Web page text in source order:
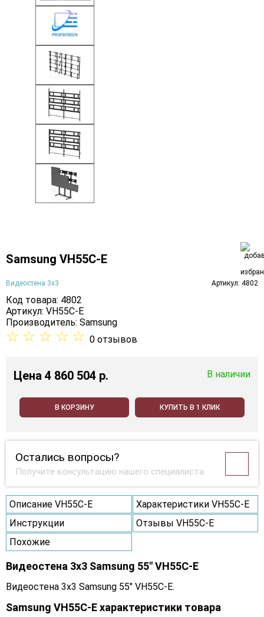
Samsung VH55C-E
Видеостена 3х3 Артикул: 4802
Код товара: 4802
Артикул: VH55C-E
Производитель: Samsung
☆ ☆ ☆ ☆ ☆ 0 отзывов
Цена 4 860 504 p. В наличии
В КОРЗИНУ КУПИТЬ В 1 КЛИК
Остались вопросы?
Получите консультацию нашего специалиста
Описание VH55C-E
Характеристики VH55C-E
Инструкции
Отзывы VH55C-E
Похожие
Видеостена 3x3 Samsung 55" VH55C-E
Видеостена 3x3 Samsung 55" VH55C-E.
Samsung VH55C-E характеристики товара